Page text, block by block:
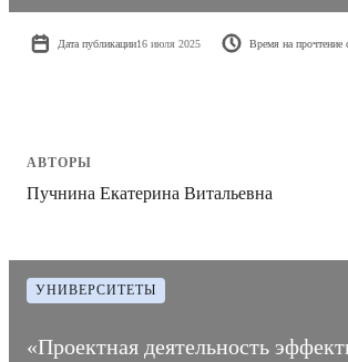
Дата публикации16 июля 2025 Время на прочтение
АВТОРЫ
Пучнина Екатерина Витальевна
УНИВЕРСИТЕТЫ
«Проектная деятельность